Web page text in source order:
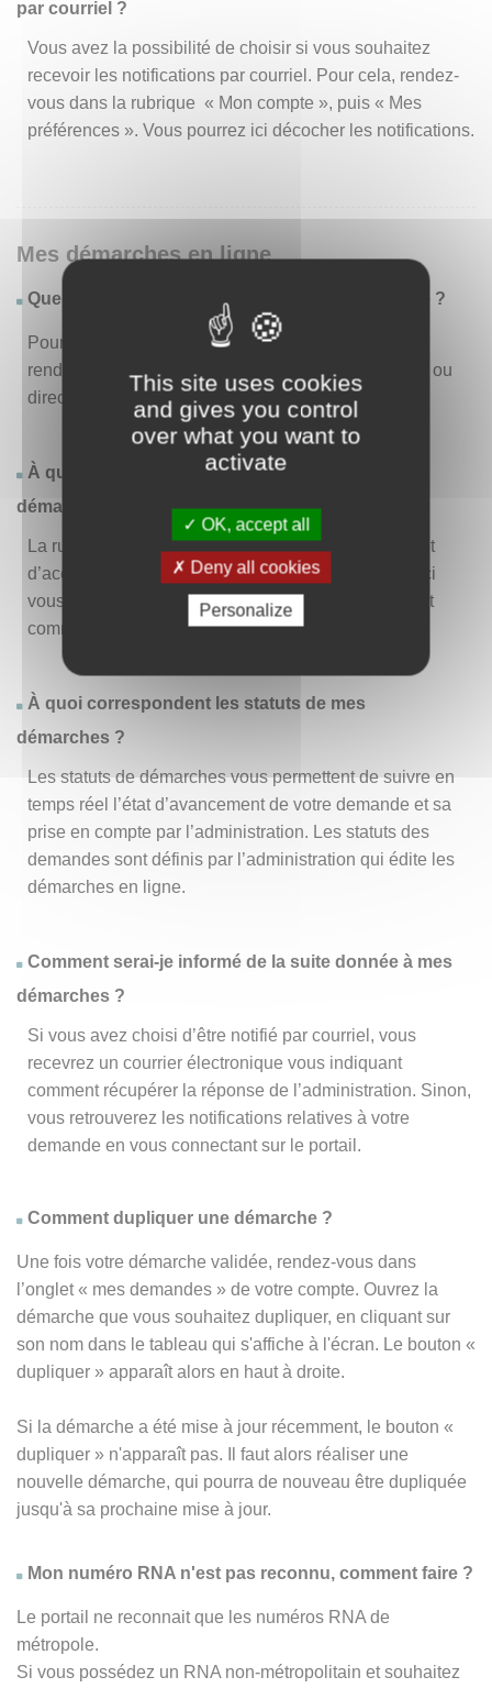
This site uses cookies
and gives you control
over what you want to
activate
OK, accept all
Deny all cookies
Personalize
par courriel ?
Vous avez la possibilité de choisir si vous souhaitez
recevoir les notifications par courriel. Pour cela, rendez-
vous dans la rubrique « Mon compte », puis « Mes
préférences ». Vous pourrez ici décocher les notifications.
Mes démarches en ligne
Quelles sont les démarches disponibles en ligne ?
Pour consulter la liste des démarches disponibles,
rendez-vous dans le menu « Liste des démarches » ou
directement en page d’accueil.
À quoi correspond la rubrique « Effectuer une
démarche » ?
La rubrique « Effectuer une démarche » vous permet
d’accéder à la liste des démarches disponibles. D’ici
vous pouvez choisir la démarche vous intéressant et
commencer à la remplir en un clic.
À quoi correspondent les statuts de mes
démarches ?
Les statuts de démarches vous permettent de suivre en
temps réel l’état d’avancement de votre demande et sa
prise en compte par l’administration. Les statuts des
demandes sont définis par l’administration qui édite les
démarches en ligne.
Comment serai-je informé de la suite donnée à mes
démarches ?
Si vous avez choisi d’être notifié par courriel, vous
recevrez un courrier électronique vous indiquant
comment récupérer la réponse de l’administration. Sinon,
vous retrouverez les notifications relatives à votre
demande en vous connectant sur le portail.
Comment dupliquer une démarche ?
Une fois votre démarche validée, rendez-vous dans
l’onglet « mes demandes » de votre compte. Ouvrez la
démarche que vous souhaitez dupliquer, en cliquant sur
son nom dans le tableau qui s'affiche à l'écran. Le bouton «
dupliquer » apparaît alors en haut à droite.
Si la démarche a été mise à jour récemment, le bouton «
dupliquer » n'apparaît pas. Il faut alors réaliser une
nouvelle démarche, qui pourra de nouveau être dupliquée
jusqu'à sa prochaine mise à jour.
Mon numéro RNA n'est pas reconnu, comment faire ?
Le portail ne reconnait que les numéros RNA de
métropole.
Si vous possédez un RNA non-métropolitain et souhaitez